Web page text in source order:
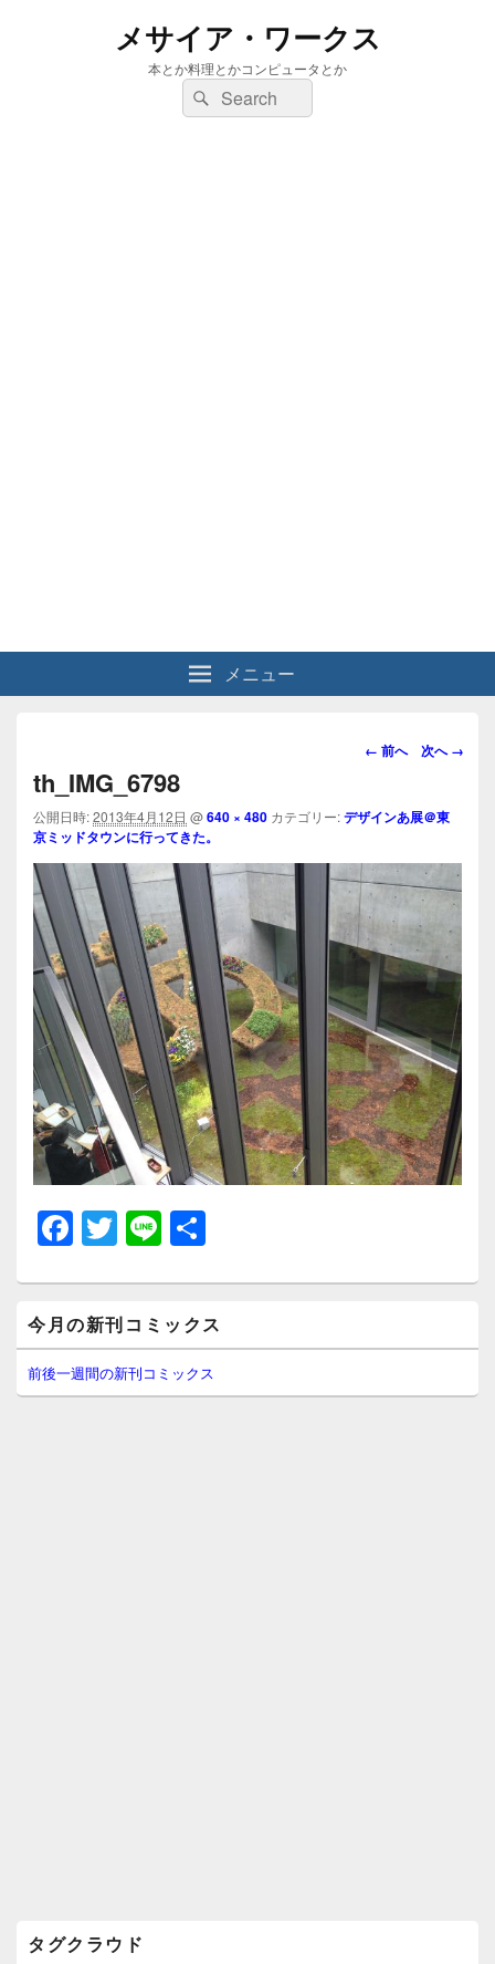
メサイア・ワークス
本とか料理とかコンピュータとか
検
索:
検
索
メニュー
画
ビ
ー
シ
ョ
ン
← 前へ 次へ →
th_IMG_6798
公開日時:2013年4月12日 @640 × 480 カテゴリー:デザインあ展＠東
京ミッドタウンに行ってきた。
F
a
c
e
b
o
T
wi
tt
er
Li
n
e
イ
ン
サ
イ
今月の新刊コミックス
前後一週間の新刊コミックス
タグクラウド